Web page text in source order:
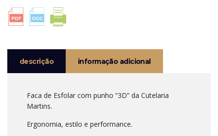
3D
CUTELARIA
descrição informação adicional
Faca de Esfolar com punho “3D” da Cutelaria
Martins.
Ergonomia, estilo e performance.